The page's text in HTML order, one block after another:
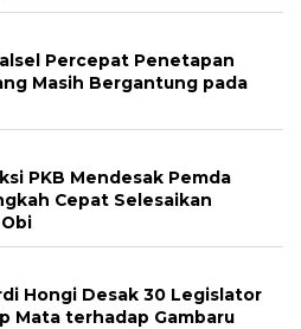
Percepat Penetapan
Masih Bergantung pada
PKB Mendesak Pemda
Cepat Selesaikan
Hongi Desak 30 Legislator
Mata terhadap Gambaru